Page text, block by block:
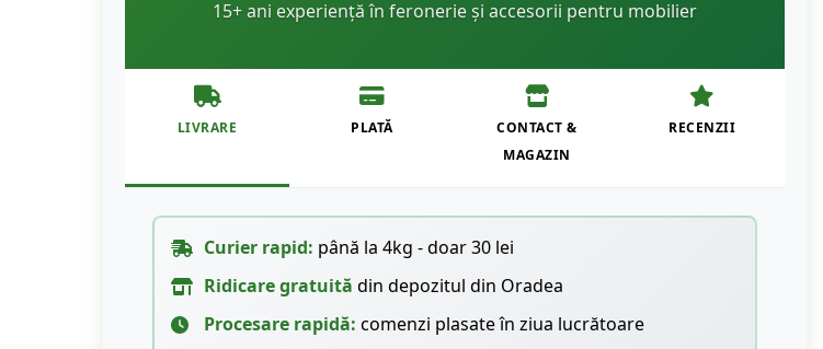
15+ ani experiență în feronerie și accesorii pentru mobilier
LIVRARE PLATĂ
CONTACT &
MAGAZIN
RECENZII
Curier rapid: până la 4kg - doar 30 lei
Ridicare gratuită din depozitul din Oradea
Procesare rapidă: comenzi plasate în ziua lucrătoare